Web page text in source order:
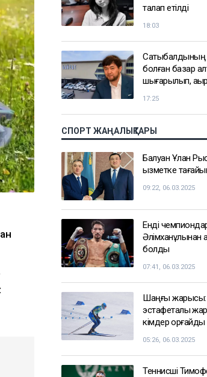
талап етілді
18:03
Сатыбалдының
болған базар
шығарылып,
17:25
СПОРТ ЖАҢАЛЫҚТАРЫ
Балуан Ұлан
қызметке
09:22, 06.03.2025
Енді
Әлімханұлынан
болды
07:41, 06.03.2025
Шаңғы жарысы:
эстафеталық
кімдер қорғайды
05:26, 06.03.2025
Теннисші